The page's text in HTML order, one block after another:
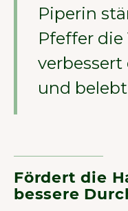
Piperin
Pfeffer
und
Fördert die
bessere